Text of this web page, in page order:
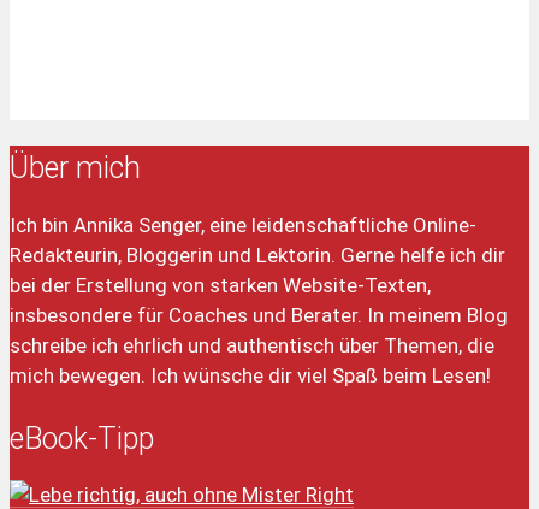
Über mich
Ich bin Annika Senger, eine leidenschaftliche Online-
Redakteurin, Bloggerin und Lektorin. Gerne helfe ich dir
bei der Erstellung von starken Website-Texten,
insbesondere für Coaches und Berater. In meinem Blog
schreibe ich ehrlich und authentisch über Themen, die
mich bewegen. Ich wünsche dir viel Spaß beim Lesen!
eBook-Tipp